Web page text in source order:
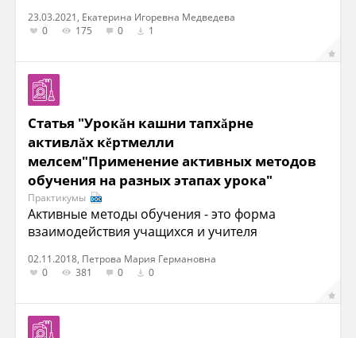
23.03.2021, Екатерина Игоревна Медведева
0
175 0 1
Статья "Урокăн кашни тапхăрне
активлăх кĕртмелли
мелсем"Применение активных методов
обучения на разных этапах урока"
Практикумы
Активные методы обучения - это форма
взаимодействия учащихся и учителя
02.11.2018, Петрова Мария Германовна
0
381 0 0